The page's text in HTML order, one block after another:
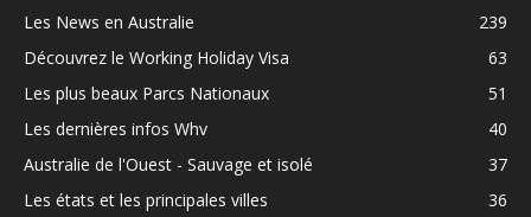
Les News en Australie
239
Découvrez le Working Holiday Visa
63
Les plus beaux Parcs Nationaux
51
Les dernières infos Whv
40
Australie de l'Ouest - Sauvage et isolé
37
Les états et les principales villes
36